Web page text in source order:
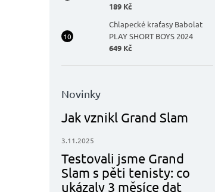
189 Kč
Chlapecké kraťasy Babolat
PLAY SHORT BOYS 2024
649 Kč
Novinky
Jak vznikl Grand Slam
3.11.2025
Testovali jsme Grand
Slam s pěti tenisty: co
ukázaly 3 měsíce dat